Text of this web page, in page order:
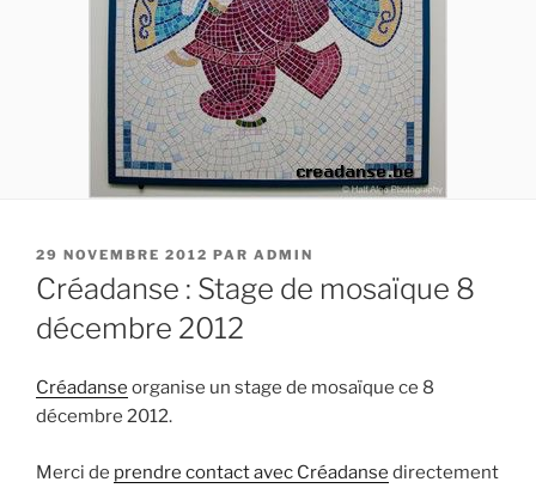
PUBLIÉ
LE
29 NOVEMBRE 2012 PAR ADMIN
Créadanse : Stage de mosaïque 8
décembre 2012
Créadanse organise un stage de mosaïque ce 8
décembre 2012.
Merci de prendre contact avec Créadanse directement